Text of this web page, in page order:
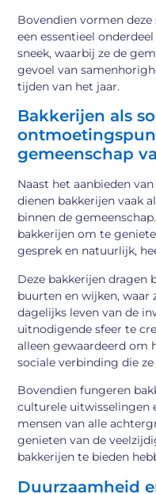
Bovendien vormen
een essentieel
sneek, waarbij ze de
gevoel van
tijden van het jaar.
Bakkerijen als
gemeenschap
Naast het aanbieden
dienen bakkerijen vaak
binnen de
bakkerijen om te
gesprek en natuurlijk,
Deze bakkerijen dragen
buurten en wijken, waar
dagelijks leven van de
uitnodigende sfeer te
alleen gewaardeerd om
sociale verbinding die
Bovendien fungeren
culturele uitwisselingen
mensen van alle
genieten van de
bakkerijen te bieden
Duurzaamheid